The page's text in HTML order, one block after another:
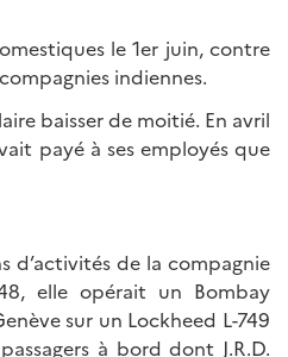
le 1er juin, contre
indiennes.
baisser de moitié. En avril
payé à ses employés que
d’activités de la compagnie
elle opérait un Bombay
sur un Lockheed L-749
à bord dont J.R.D.